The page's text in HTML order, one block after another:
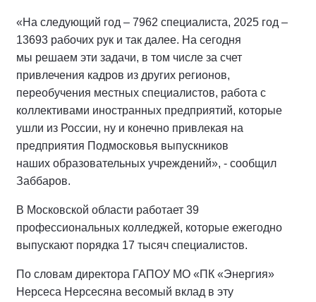
«На следующий год – 7962 специалиста, 2025 год –
13693 рабочих рук и так далее. На сегодня
мы решаем эти задачи, в том числе за счет
привлечения кадров из других регионов,
переобучения местных специалистов, работа с
коллективами иностранных предприятий, которые
ушли из России, ну и конечно привлекая на
предприятия Подмосковья выпускников
наших образовательных учреждений», - сообщил
Заббаров.
В Московской области работает 39
профессиональных колледжей, которые ежегодно
выпускают порядка 17 тысяч специалистов.
По словам директора ГАПОУ МО «ПК «Энергия»
Нерсеса Нерсесяна весомый вклад в эту